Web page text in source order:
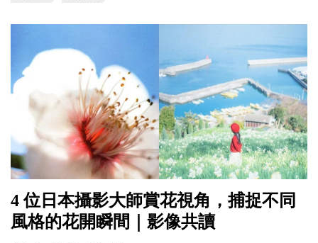
4 位日本攝影大師賞花視角，捕捉不同
風格的花開瞬間｜影像共讀